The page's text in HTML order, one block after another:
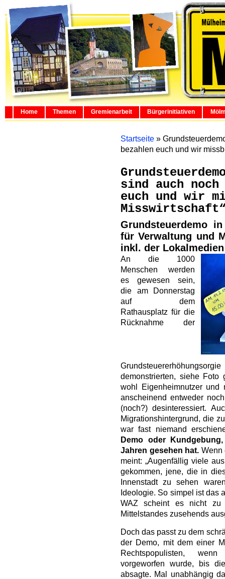
Home Themen Gremienarbeit Bürgerinitiativen
Startseite »
bezahlen euch und wir
sind auch
euch und wir
Grundsteuerdemo
für Verwaltung und
inkl. der Lokalmedien
An die 1000
Menschen werden
es gewesen sein,
die am Donnerstag
auf dem
Rathausplatz für die
Rücknahme der
demonstrierten, siehe
wohl Eigenheimnutzer
anscheinend entweder
(noch?) desinteressiert.
Migrationshintergrund, die
war fast niemand
Demo oder
Jahren gesehen hat. Wenn
meint: „Augenfällig viele
gekommen, jene, die in
Innenstadt zu sehen
Ideologie. So simpel ist das
WAZ scheint es nicht zu
Mittelstandes zusehends
Doch das passt zu dem
der Demo, mit dem einer
Rechtspopulisten,
vorgeworfen wurde, bis
absagte. Mal unabhängig